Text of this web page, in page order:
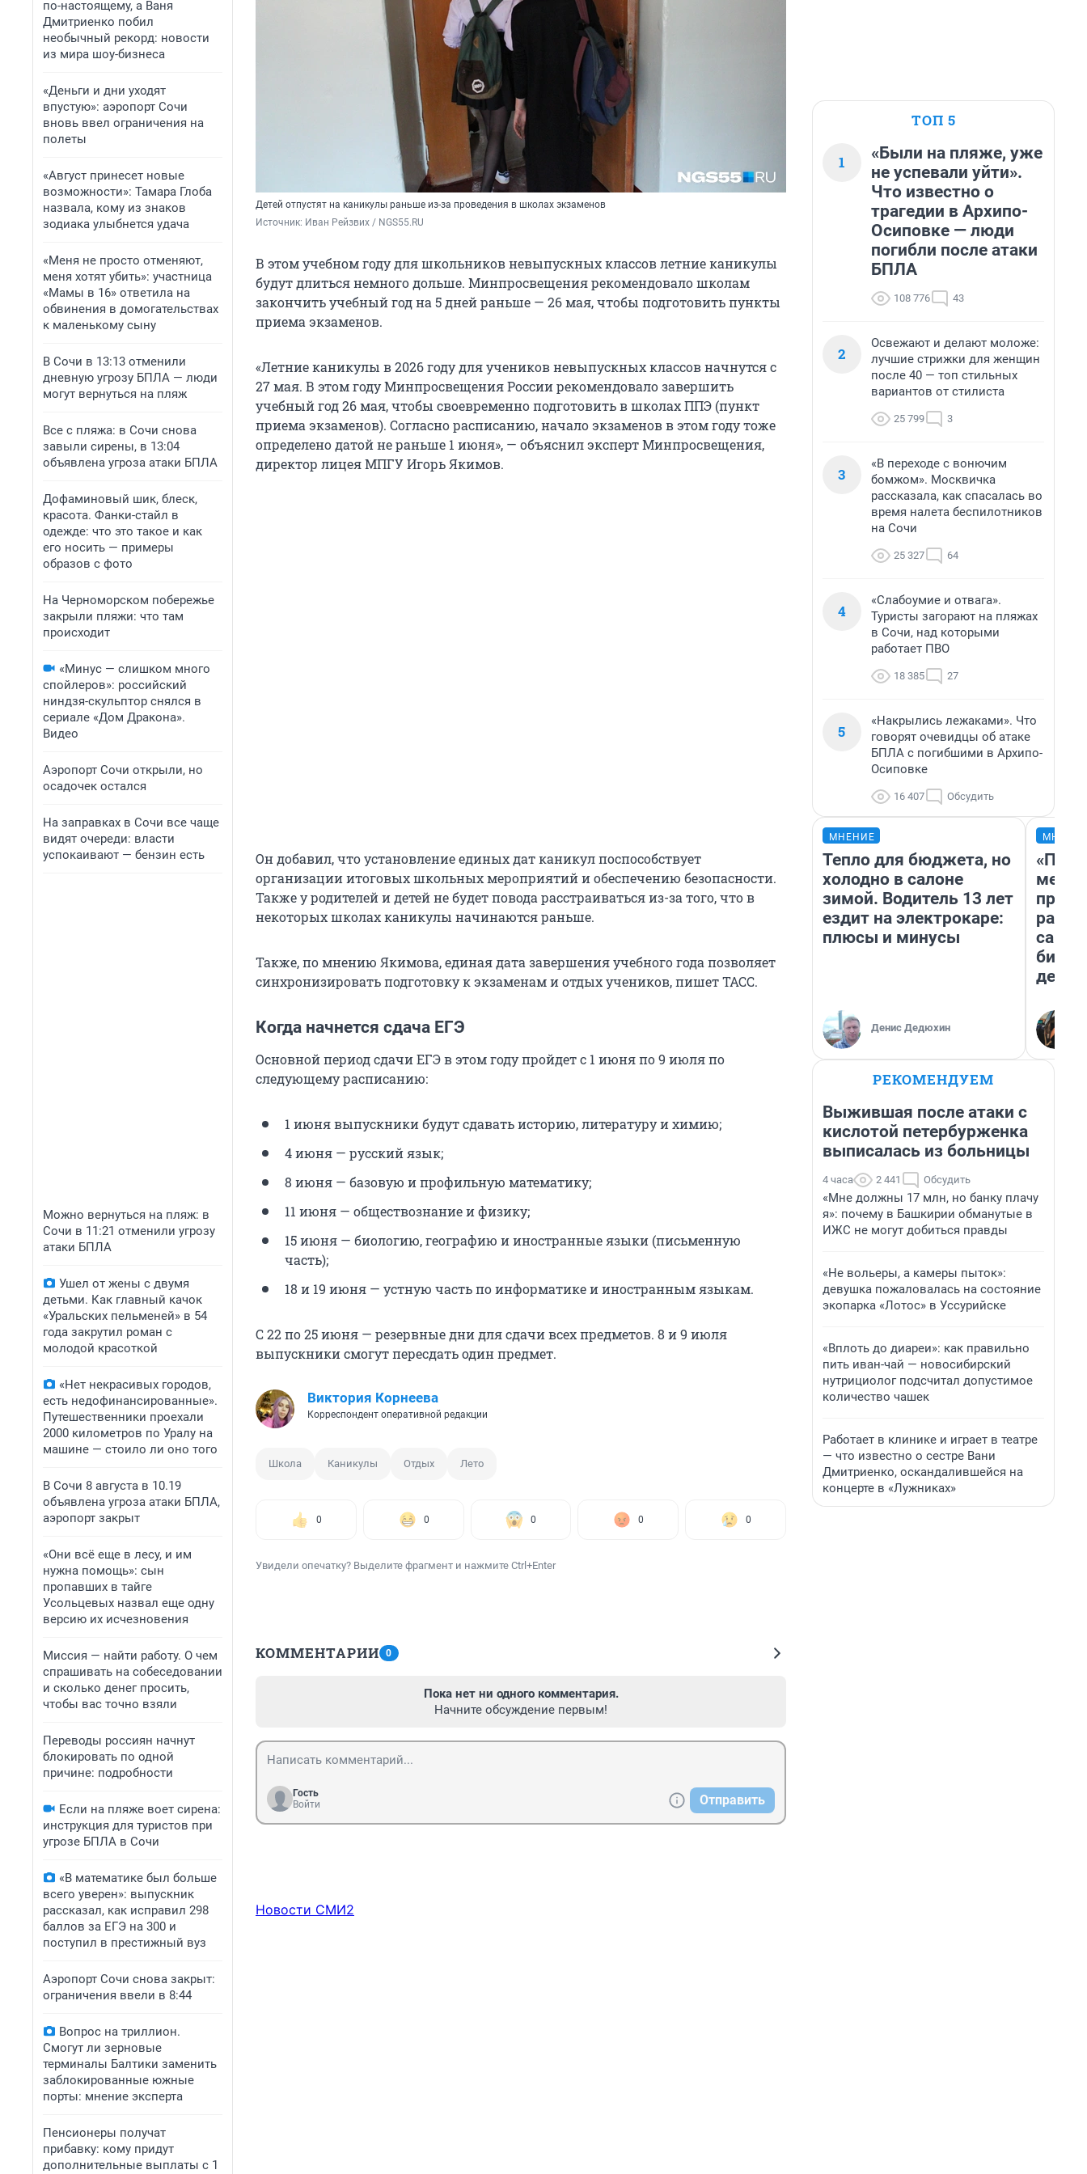
по-настоящему, а Ваня
Дмитриенко побил
необычный рекорд: новости
из мира шоу-бизнеса
«Деньги и дни уходят
впустую»: аэропорт Сочи
вновь ввел ограничения на
полеты
«Август принесет новые
возможности»: Тамара Глоба
назвала, кому из знаков
зодиака улыбнется удача
«Меня не просто отменяют,
меня хотят убить»: участница
«Мамы в 16» ответила на
обвинения в домогательствах
к маленькому сыну
В Сочи в 13:13 отменили
дневную угрозу БПЛА — люди
могут вернуться на пляж
Все с пляжа: в Сочи снова
завыли сирены, в 13:04
объявлена угроза атаки БПЛА
Дофаминовый шик, блеск,
красота. Фанки-стайл в
одежде: что это такое и как
его носить — примеры
образов с фото
На Черноморском побережье
закрыли пляжи: что там
происходит
«Минус — слишком много
спойлеров»: российский
ниндзя-скульптор снялся в
сериале «Дом Дракона».
Видео
Аэропорт Сочи открыли, но
осадочек остался
На заправках в Сочи все чаще
видят очереди: власти
успокаивают — бензин есть
Можно вернуться на пляж: в
Сочи в 11:21 отменили угрозу
атаки БПЛА
Ушел от жены с двумя
детьми. Как главный качок
«Уральских пельменей» в 54
года закрутил роман с
молодой красоткой
«Нет некрасивых городов,
есть недофинансированные».
Путешественники проехали
2000 километров по Уралу на
машине — стоило ли оно того
В Сочи 8 августа в 10.19
объявлена угроза атаки БПЛА,
аэропорт закрыт
«Они всё еще в лесу, и им
нужна помощь»: сын
пропавших в тайге
Усольцевых назвал еще одну
версию их исчезновения
Миссия — найти работу. О чем
спрашивать на собеседовании
и сколько денег просить,
чтобы вас точно взяли
Переводы россиян начнут
блокировать по одной
причине: подробности
Если на пляже воет сирена:
инструкция для туристов при
угрозе БПЛА в Сочи
«В математике был больше
всего уверен»: выпускник
рассказал, как исправил 298
баллов за ЕГЭ на 300 и
поступил в престижный вуз
Аэропорт Сочи снова закрыт:
ограничения ввели в 8:44
Вопрос на триллион.
Смогут ли зерновые
терминалы Балтики заменить
заблокированные южные
порты: мнение эксперта
Пенсионеры получат
прибавку: кому придут
дополнительные выплаты с 1
Детей отпустят на каникулы раньше из-за проведения в школах экзаменов
Источник: Иван Рейзвих / NGS55.RU
В этом учебном году для школьников невыпускных классов летние каникулы
будут длиться немного дольше. Минпросвещения рекомендовало школам
закончить учебный год на 5 дней раньше — 26 мая, чтобы подготовить пункты
приема экзаменов.
«Летние каникулы в 2026 году для учеников невыпускных классов начнутся с
27 мая. В этом году Минпросвещения России рекомендовало завершить
учебный год 26 мая, чтобы своевременно подготовить в школах ППЭ (пункт
приема экзаменов). Согласно расписанию, начало экзаменов в этом году тоже
определено датой не раньше 1 июня», — объяснил эксперт Минпросвещения,
директор лицея МПГУ Игорь Якимов.
Он добавил, что установление единых дат каникул поспособствует
организации итоговых школьных мероприятий и обеспечению безопасности.
Также у родителей и детей не будет повода расстраиваться из-за того, что в
некоторых школах каникулы начинаются раньше.
Также, по мнению Якимова, единая дата завершения учебного года позволяет
синхронизировать подготовку к экзаменам и отдых учеников, пишет ТАСС.
Когда начнется сдача ЕГЭ
Основной период сдачи ЕГЭ в этом году пройдет с 1 июня по 9 июля по
следующему расписанию:
1 июня выпускники будут сдавать историю, литературу и химию;
4 июня — русский язык;
8 июня — базовую и профильную математику;
11 июня — обществознание и физику;
15 июня — биологию, географию и иностранные языки (письменную
часть);
18 и 19 июня — устную часть по информатике и иностранным языкам.
С 22 по 25 июня — резервные дни для сдачи всех предметов. 8 и 9 июля
выпускники смогут пересдать один предмет.
Виктория Корнеева
Корреспондент оперативной редакции
Школа Каникулы Отдых Лето
0 0 0 0 0
Увидели опечатку? Выделите фрагмент и нажмите Ctrl+Enter
КОММЕНТАРИИ 0
Пока нет ни одного комментария.
Начните обсуждение первым!
Гость
Войти
Отправить
Новости СМИ2
ТОП 5
1
«Были на пляже, уже
не успевали уйти».
Что известно о
трагедии в Архипо-
Осиповке — люди
погибли после атаки
БПЛА
108 776 43
2
Освежают и делают моложе:
лучшие стрижки для женщин
после 40 — топ стильных
вариантов от стилиста
25 799 3
3
«В переходе с вонючим
бомжом». Москвичка
рассказала, как спасалась во
время налета беспилотников
на Сочи
25 327 64
4
«Слабоумие и отвага».
Туристы загорают на пляжах
в Сочи, над которыми
работает ПВО
18 385 27
5
«Накрылись лежаками». Что
говорят очевидцы об атаке
БПЛА с погибшими в Архипо-
Осиповке
16 407 Обсудить
МНЕНИЕ
Тепло для бюджета, но
холодно в салоне
зимой. Водитель 13 лет
ездит на электрокаре:
плюсы и минусы
Денис Дедюхин
РЕКОМЕНДУЕМ
Выжившая после атаки с
кислотой петербурженка
выписалась из больницы
4 часа 2 441 Обсудить
«Мне должны 17 млн, но банку плачу
я»: почему в Башкирии обманутые в
ИЖС не могут добиться правды
«Не вольеры, а камеры пыток»:
девушка пожаловалась на состояние
экопарка «Лотос» в Уссурийске
«Вплоть до диареи»: как правильно
пить иван-чай — новосибирский
нутрициолог подсчитал допустимое
количество чашек
Работает в клинике и играет в театре
— что известно о сестре Вани
Дмитриенко, оскандалившейся на
концерте в «Лужниках»